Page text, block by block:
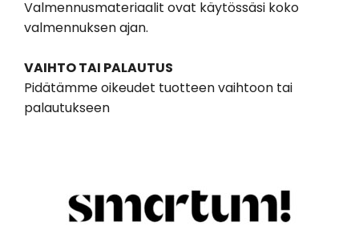
Valmennusmateriaalit ovat käytössäsi koko
valmennuksen ajan.
VAIHTO TAI PALAUTUS
Pidätämme oikeudet tuotteen vaihtoon tai
palautukseen